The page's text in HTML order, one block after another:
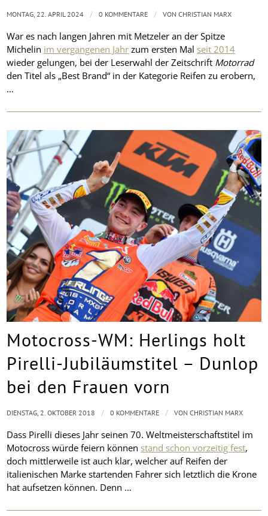
War es nach langen Jahren mit Metzeler an der Spitze
Michelin im vergangenen Jahr zum ersten Mal seit 2014
wieder gelungen, bei der Leserwahl der Zeitschrift Motorrad
den Titel als „Best Brand“ in der Kategorie Reifen zu erobern,
…
MONTAG, 22. APRIL 2024 / 0 KOMMENTARE / VONCHRISTIAN MARX
Motocross-WM: Herlings holt
Pirelli-Jubiläumstitel – Dunlop
bei den Frauen vorn
Dass Pirelli dieses Jahr seinen 70. Weltmeisterschaftstitel im
Motocross würde feiern können stand schon vorzeitig fest,
doch mittlerweile ist auch klar, welcher auf Reifen der
italienischen Marke startenden Fahrer sich letztlich die Krone
hat aufsetzen können. Denn …
DIENSTAG, 2. OKTOBER 2018 / 0 KOMMENTARE / VONCHRISTIAN MARX